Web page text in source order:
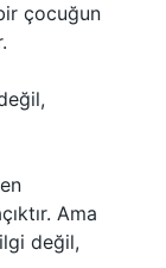
çocuğun
Ama
değil,